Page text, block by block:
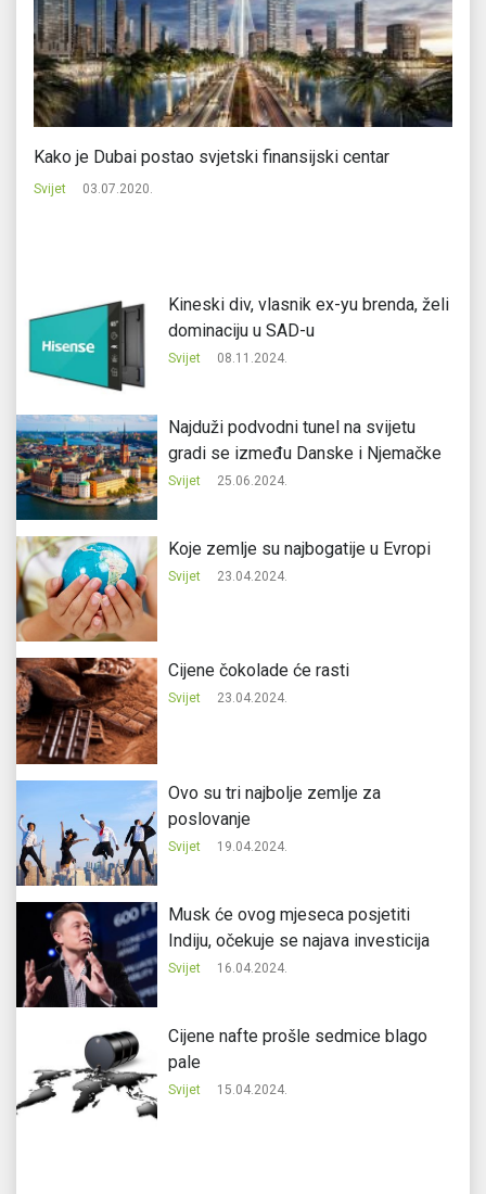
Kako je Dubai postao svjetski finansijski centar
Svijet 03.07.2020.
Kineski div, vlasnik ex-yu brenda, želi
dominaciju u SAD-u
Svijet 08.11.2024.
Najduži podvodni tunel na svijetu
gradi se između Danske i Njemačke
Svijet 25.06.2024.
Koje zemlje su najbogatije u Evropi
Svijet 23.04.2024.
Cijene čokolade će rasti
Svijet 23.04.2024.
Ovo su tri najbolje zemlje za
poslovanje
Svijet 19.04.2024.
Musk će ovog mjeseca posjetiti
Indiju, očekuje se najava investicija
Svijet 16.04.2024.
Cijene nafte prošle sedmice blago
pale
Svijet 15.04.2024.